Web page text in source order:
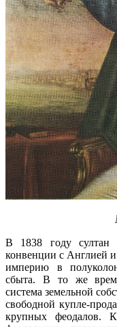
В 1838 году султан
конвенции с Англией
империю в
сбыта. В то же время
система земельной
свободной купле-
крупных феодалов.